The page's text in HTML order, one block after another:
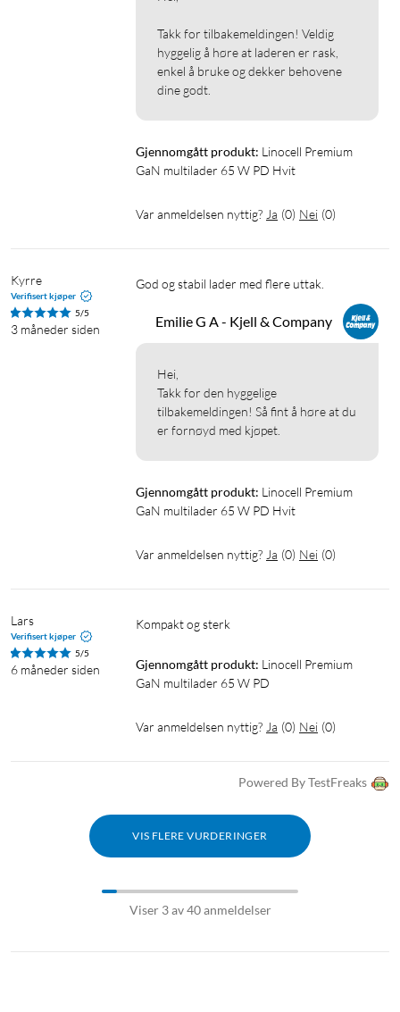
Mobillader GaN USB-PD USB-C
Fungerer med MagSafe
Lader for datamaskiner Lader for nettbrett
Takk for tilbakemeldingen! Veldig
hyggelig å høre at laderen er rask,
enkel å bruke og dekker behovene
dine godt.
Gjennomgått produkt: Linocell Premium
GaN multilader 65 W PD Hvit
Var anmeldelsen nyttig? Ja (0) Nei (0)
Kyrre
Verifisert kjøper
5/5
3 måneder siden
God og stabil lader med flere uttak.
Emilie G A - Kjell & Company
Hei,
Takk for den hyggelige
tilbakemeldingen! Så fint å høre at du
er fornøyd med kjøpet.
Gjennomgått produkt: Linocell Premium
GaN multilader 65 W PD Hvit
Var anmeldelsen nyttig? Ja (0) Nei (0)
Lars
Verifisert kjøper
5/5
6 måneder siden
Kompakt og sterk
Gjennomgått produkt: Linocell Premium
GaN multilader 65 W PD
Var anmeldelsen nyttig? Ja (0) Nei (0)
Powered By TestFreaks
VIS FLERE VURDERINGER
Viser 3 av 40 anmeldelser